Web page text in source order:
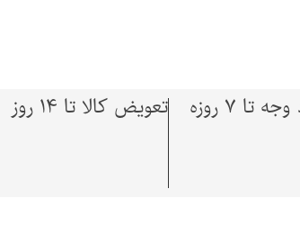
تا 7 روزه تعویض کالا تا 14 روز